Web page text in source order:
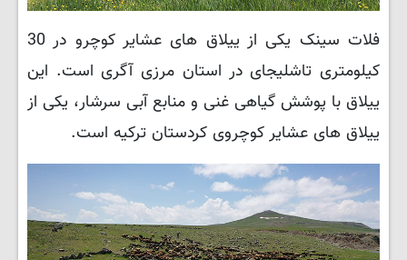
فلات سینک یکی از ییلاق های عشایر کوچرو در 30
کیلومتری تاشلیجای در استان مرزی آگری است. این
ییلاق با پوشش گیاهی غنی و منابع آبی سرشار، یکی از
ییلاق های عشایر کوچروی کردستان ترکیه است.